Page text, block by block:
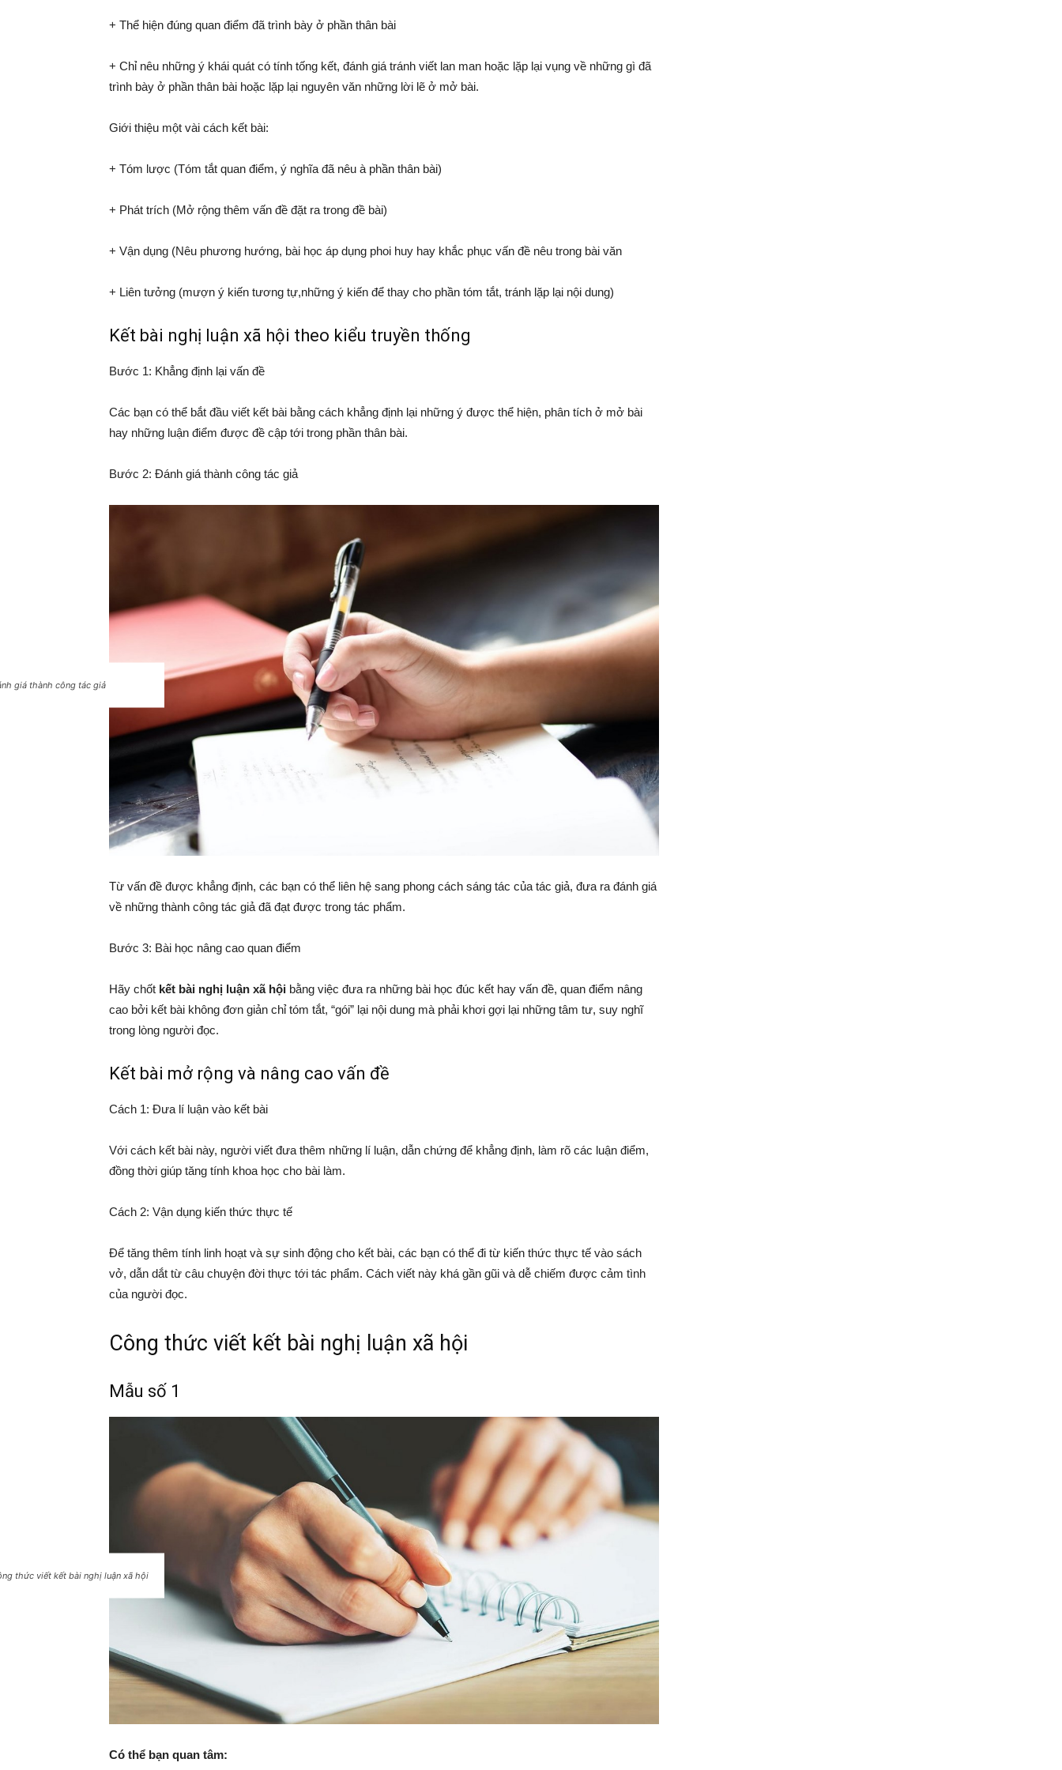
+ Thể hiện đúng quan điểm đã trình bày ở phần thân bài
+ Chỉ nêu những ý khái quát có tính tống kết, đánh giá tránh viết lan man hoặc lặp lại vụng về những gì đã
trình bày ở phần thân bài hoặc lặp lại nguyên văn những lời lẽ ở mở bài.
Giới thiệu một vài cách kết bài:
+ Tóm lược (Tóm tắt quan điểm, ý nghĩa đã nêu à phần thân bài)
+ Phát trích (Mở rộng thêm vấn đề đặt ra trong đề bài)
+ Vận dụng (Nêu phương hướng, bài học áp dụng phoi huy hay khắc phục vấn đề nêu trong bài văn
+ Liên tưởng (mượn ý kiến tương tự,những ý kiến để thay cho phần tóm tắt, tránh lặp lại nội dung)
Kết bài nghị luận xã hội theo kiểu truyền thống
Bước 1: Khẳng định lại vấn đề
Các bạn có thể bắt đầu viết kết bài bằng cách khẳng định lại những ý được thể hiện, phân tích ở mở bài
hay những luận điểm được đề cập tới trong phần thân bài.
Bước 2: Đánh giá thành công tác giả
giá thành công tác giả
Từ vấn đề được khẳng định, các bạn có thể liên hệ sang phong cách sáng tác của tác giả, đưa ra đánh giá
về những thành công tác giả đã đạt được trong tác phẩm.
Bước 3: Bài học nâng cao quan điểm
Hãy chốt kết bài nghị luận xã hội bằng việc đưa ra những bài học đúc kết hay vấn đề, quan điểm nâng
cao bởi kết bài không đơn giản chỉ tóm tắt, “gói” lại nội dung mà phải khơi gợi lại những tâm tư, suy nghĩ
trong lòng người đọc.
Kết bài mở rộng và nâng cao vấn đề
Cách 1: Đưa lí luận vào kết bài
Với cách kết bài này, người viết đưa thêm những lí luận, dẫn chứng để khẳng định, làm rõ các luận điểm,
đồng thời giúp tăng tính khoa học cho bài làm.
Cách 2: Vận dụng kiến thức thực tế
Để tăng thêm tính linh hoạt và sự sinh động cho kết bài, các bạn có thể đi từ kiến thức thực tế vào sách
vở, dẫn dắt từ câu chuyện đời thực tới tác phẩm. Cách viết này khá gần gũi và dễ chiếm được cảm tình
của người đọc.
Công thức viết kết bài nghị luận xã hội
Mẫu số 1
thức viết kết bài nghị luận xã hội
Có thể bạn quan tâm: